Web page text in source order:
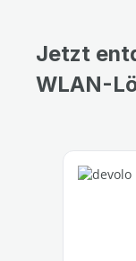
Jetzt
WLAN-
Produktgalerie